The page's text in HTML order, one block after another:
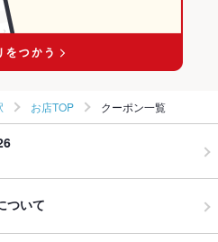
お店TOP クーポン一覧
ついて